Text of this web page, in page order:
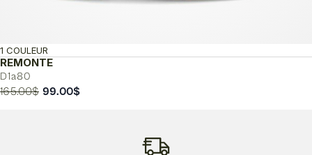
REMONTE
D1a80
1 COULEUR
165.00$ Le
99.00$Le